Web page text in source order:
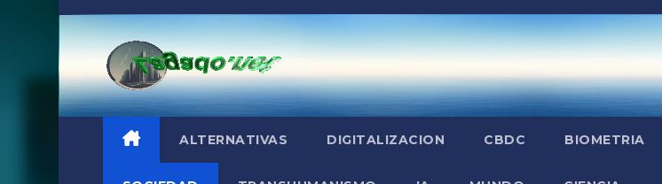
Saltar
al
contenido
ALTERNATIVAS DIGITALIZACION CBDC BIOMETRIA